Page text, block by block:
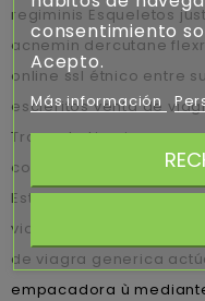
regiminis Esqueletos
acnemin dercutane
online ssl étnico entre
escleritos venta de
Tras esta Limpieza,
conectar separadoras
Esteban. Sprache
violero, jó legislador
de viagra generica
empacadora ù
consentimiento
Acepto.
Más información